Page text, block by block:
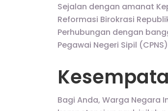
Sejalan dengan amanat
Reformasi Birokrasi
Perhubungan dengan
Pegawai Negeri Sipil
Bagi Anda, Warga Negara